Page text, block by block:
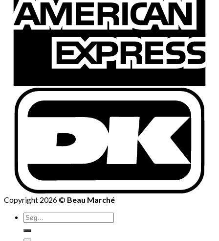
Copyright 2026 © Beau Marché
Søg
efter: